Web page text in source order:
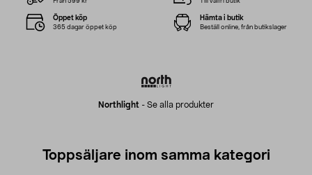
Northlight - Se alla produkter
Öppet köp
365 dagar öppet köp
Hämta i butik
Beställ online, från butikslager
Toppsäljare inom samma kategori